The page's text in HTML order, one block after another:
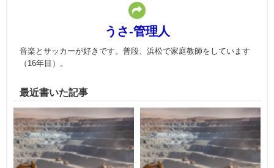
うさ-管理人
音楽とサッカーが好きです。普段、浜松で家庭教師をしています
（16年目）。
最近書いた記事